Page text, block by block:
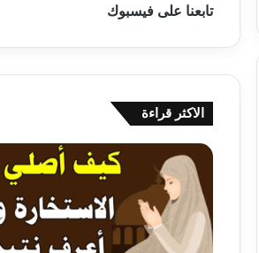
تابعنا على فيسبوك
الاكثر قراءة